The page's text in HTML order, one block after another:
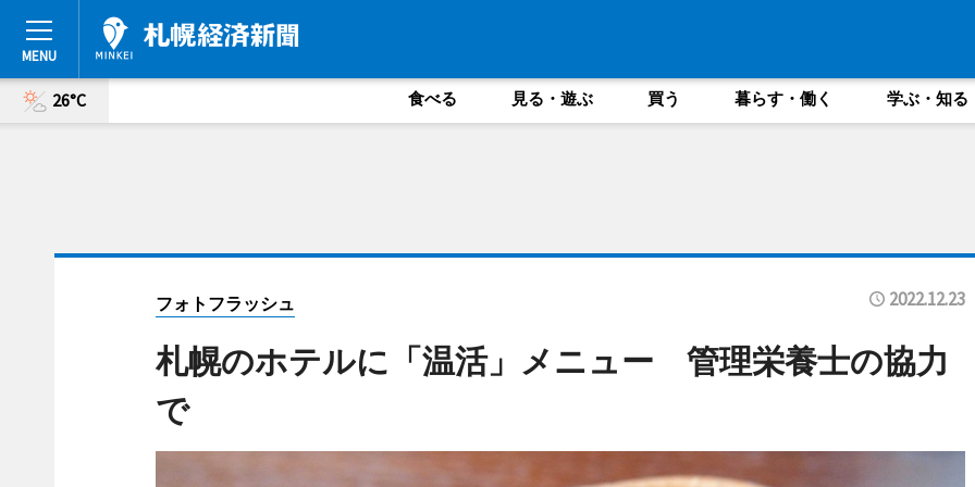
26°C 食べる 見る・遊ぶ 買う 暮らす・働く 学ぶ・知る
フォトフラッシュ 2022.12.23
札幌のホテルに「温活」メニュー 管理栄養士の協力
で